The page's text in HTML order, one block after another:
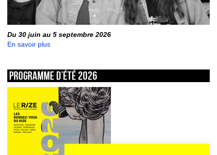
Du 30 juin au 5 septembre 2026
En savoir plus
Programme d’été 2026